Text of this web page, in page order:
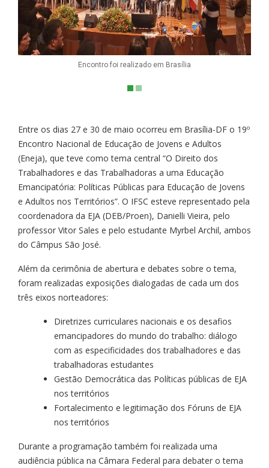
Encontro foi realizado em Brasília
Entre os dias 27 e 30 de maio ocorreu em Brasília-DF o 19º
Encontro Nacional de Educação de Jovens e Adultos
(Eneja), que teve como tema central “O Direito dos
Trabalhadores e das Trabalhadoras a uma Educação
Emancipatória: Políticas Públicas para Educação de Jovens
e Adultos nos Territórios”. O IFSC esteve representado pela
coordenadora da EJA (DEB/Proen), Danielli Vieira, pelo
professor Vitor Sales e pelo estudante Myrbel Archil, ambos
do Câmpus São José.
Além da cerimônia de abertura e debates sobre o tema,
foram realizadas exposições dialogadas de cada um dos
três eixos norteadores:
Diretrizes curriculares nacionais e os desafios
emancipadores do mundo do trabalho: diálogo
com as especificidades dos trabalhadores e das
trabalhadoras estudantes
Gestão Democrática das Políticas públicas de EJA
nos territórios
Fortalecimento e legitimação dos Fóruns de EJA
nos territórios
Durante a programação também foi realizada uma
audiência pública na Câmara Federal para debater o tema